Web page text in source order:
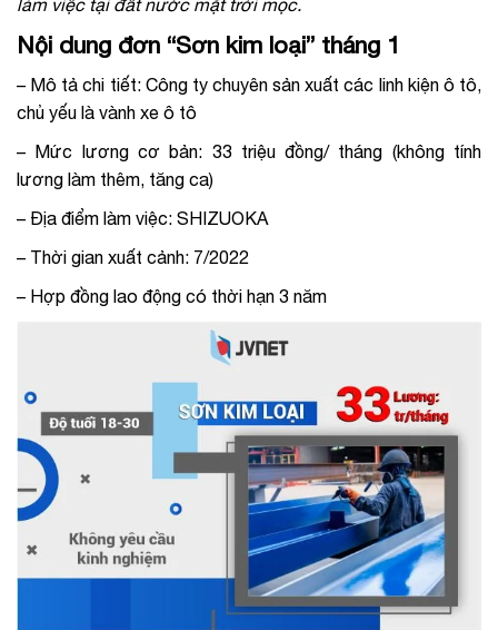
làm việc tại đất nước mặt trời mọc.
Nội dung đơn “Sơn kim loại” tháng 1
– Mô tả chi tiết: Công ty chuyên sản xuất các linh kiện ô tô,
chủ yếu là vành xe ô tô
– Mức lương cơ bản: 33 triệu đồng/ tháng (không tính
lương làm thêm, tăng ca)
– Địa điểm làm việc: SHIZUOKA
– Thời gian xuất cảnh: 7/2022
– Hợp đồng lao động có thời hạn 3 năm